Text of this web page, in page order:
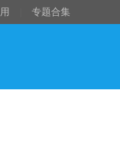
专题合集